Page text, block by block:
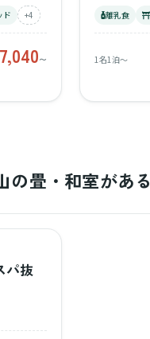
ド +4
〜
離乳食
1名1泊〜
の畳・和室があ
パ抜